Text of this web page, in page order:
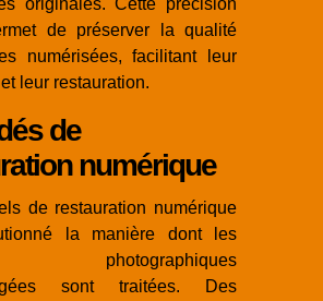
originales. Cette précision
de préserver la qualité
numérisées, facilitant leur
leur restauration.
de
numérique
de restauration numérique
la manière dont les
photographiques
sont traitées. Des